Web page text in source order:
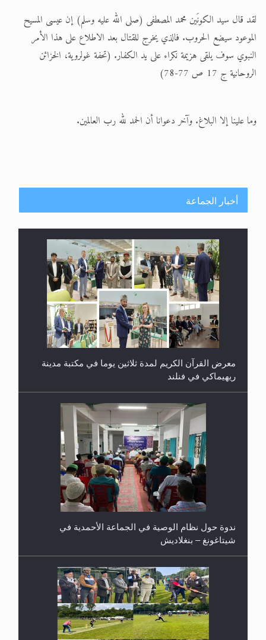
لقد قال سيد الكونَين محمد المصطفى (صلى الله عليه وسلم) إن عيسى المسيح
الموعود سيضع الحروب. فالذي يخرج للقتال بعد الاطلاع على هذا الأمر
النبوي سوف يلقى هزيمة نكراء على يد الكفار. (تحفة غولروية، الخزائن
الروحانية ج 17 ص 77-78)
وما علينا إلا البلاغ. وآخر دعوانا أن الحمد لله رب العالمين.
أخبار الجماعة
ريهيماكي في فنلند
شيتاغونغ – بنغلاديش